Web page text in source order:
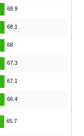
68.9
68.1
68
67.3
67.1
66.4
65.7